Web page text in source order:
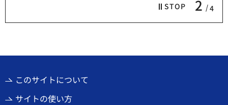
STOP 2 4
このサイトについて
サイトの使い方